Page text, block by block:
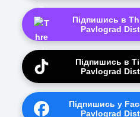
Підпишись в
Pavlograd
Підпишись в
Pavlograd
Підпишись у
Pavlograd